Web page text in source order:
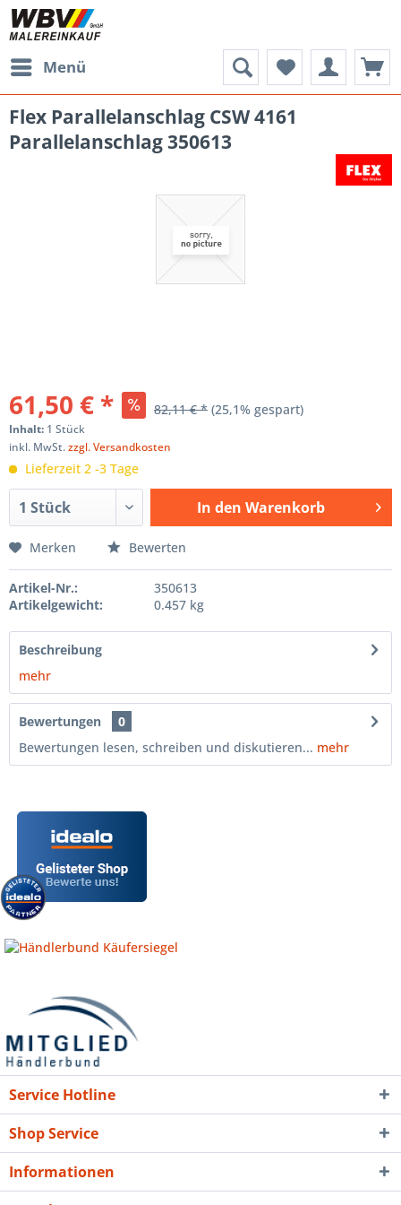
Menü
Flex Parallelanschlag CSW 4161
Parallelanschlag 350613
61,50 € * 82,11 € * (25,1% gespart)
Inhalt: 1 Stück
inkl. MwSt.zzgl. Versandkosten
Lieferzeit 2 -3 Tage
In den Warenkorb
Merken Bewerten
Artikel-Nr.:
350613
Artikelgewicht:
0.457 kg
Beschreibung
mehr
Bewertungen
0
Bewertungen lesen, schreiben und diskutieren... mehr
Service Hotline
Shop Service
Informationen